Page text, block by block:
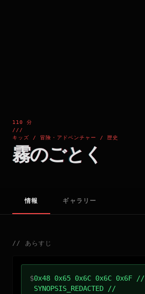
110 分
///
キッズ / 冒険・アドベンチャー / 歴史
霧のごとく
情報 ギャラリー
// あらすじ
$0x48 0x65 0x6C 0x6C 0x6F //
SYNOPSIS_REDACTED //